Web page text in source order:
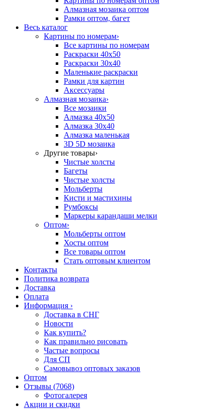
Алмазная мозаика оптом
Рамки оптом, багет
Весь каталог
Картины по номерам›
Все картины по номерам
Раскраски 40х50
Раскраски 30х40
Маленькие раскраски
Рамки для картин
Аксессуары
Алмазная мозаика›
Все мозаики
Алмазка 40х50
Алмазка 30х40
Алмазка маленькая
3D 5D мозаика
Другие товары›
Чистые холсты
Багеты
Чистые холсты
Мольберты
Кисти и мастихины
Румбоксы
Маркеры карандаши мелки
Оптом›
Мольберты оптом
Хосты оптом
Все товары оптом
Стать оптовым клиентом
Контакты
Политика возврата
Доставка
Оплата
Информация ›
Доставка в СНГ
Новости
Как купить?
Как правильно рисовать
Частые вопросы
Для СП
Самовывоз оптовых заказов
Оптом
Отзывы (7068)
Фотогалерея
Акции и скидки